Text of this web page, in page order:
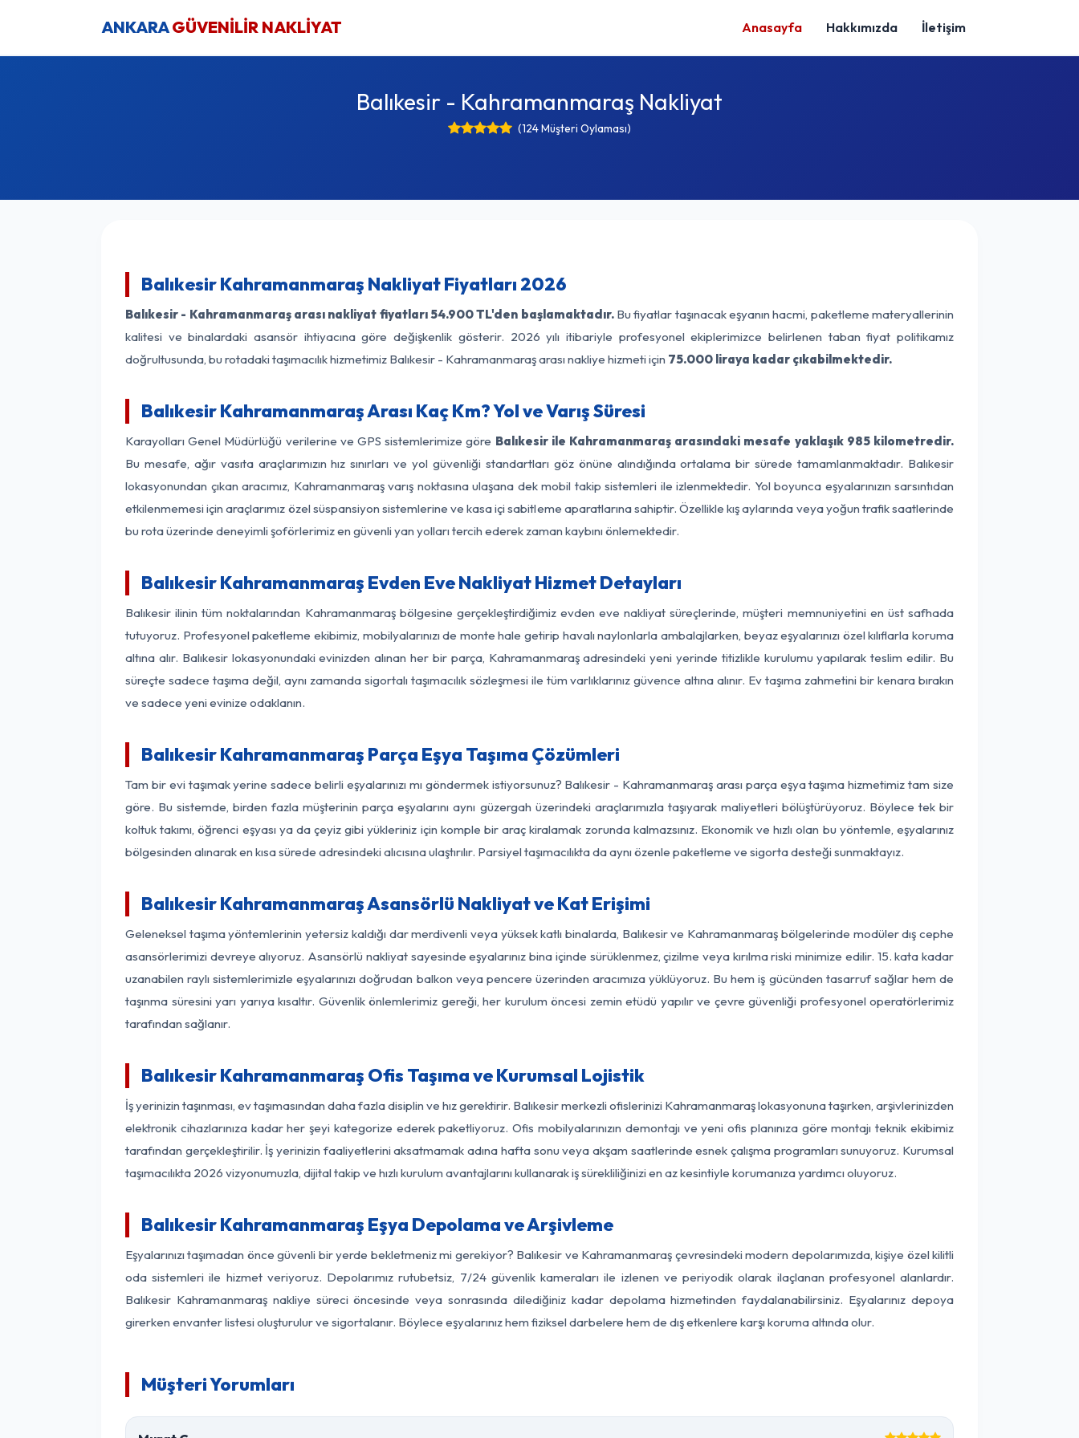
ANKARAGÜVENİLİR NAKLİYAT Anasayfa Hakkımızda İletişim
Balıkesir - Kahramanmaraş Nakliyat
(124 Müşteri Oylaması)
Balıkesir Kahramanmaraş Nakliyat Fiyatları 2026
Balıkesir - Kahramanmaraş arası nakliyat fiyatları54.900 TL'den başlamaktadır.Bu fiyatlar taşınacak eşyanın hacmi, paketleme materyallerinin
kalitesi ve binalardaki asansör ihtiyacına göre değişkenlik gösterir. 2026 yılı itibariyle profesyonel ekiplerimizce belirlenen taban fiyat politikamız
doğrultusunda, bu rotadaki taşımacılık hizmetimiz Balıkesir - Kahramanmaraş arası nakliye hizmeti için 75.000 liraya kadar çıkabilmektedir.
Balıkesir Kahramanmaraş Arası Kaç Km? Yol ve Varış Süresi
Karayolları Genel Müdürlüğü verilerine ve GPS sistemlerimize göre Balıkesir ile Kahramanmaraş arasındaki mesafe yaklaşık 985 kilometredir.
Bu mesafe, ağır vasıta araçlarımızın hız sınırları ve yol güvenliği standartları göz önüne alındığında ortalama bir sürede tamamlanmaktadır. Balıkesir
lokasyonundan çıkan aracımız, Kahramanmaraş varış noktasına ulaşana dek mobil takip sistemleri ile izlenmektedir. Yol boyunca eşyalarınızın sarsıntıdan
etkilenmemesi için araçlarımız özel süspansiyon sistemlerine ve kasa içi sabitleme aparatlarına sahiptir. Özellikle kış aylarında veya yoğun trafik saatlerinde
bu rota üzerinde deneyimli şoförlerimiz en güvenli yan yolları tercih ederek zaman kaybını önlemektedir.
Balıkesir Kahramanmaraş Evden Eve Nakliyat Hizmet Detayları
Balıkesir ilinin tüm noktalarından Kahramanmaraş bölgesine gerçekleştirdiğimiz evden eve nakliyat süreçlerinde, müşteri memnuniyetini en üst safhada
tutuyoruz. Profesyonel paketleme ekibimiz, mobilyalarınızı de monte hale getirip havalı naylonlarla ambalajlarken, beyaz eşyalarınızı özel kılıflarla koruma
altına alır. Balıkesir lokasyonundaki evinizden alınan her bir parça, Kahramanmaraş adresindeki yeni yerinde titizlikle kurulumu yapılarak teslim edilir. Bu
süreçte sadece taşıma değil, aynı zamanda sigortalı taşımacılık sözleşmesi ile tüm varlıklarınız güvence altına alınır. Ev taşıma zahmetini bir kenara bırakın
ve sadece yeni evinize odaklanın.
Balıkesir Kahramanmaraş Parça Eşya Taşıma Çözümleri
Tam bir evi taşımak yerine sadece belirli eşyalarınızı mı göndermek istiyorsunuz? Balıkesir - Kahramanmaraş arası parça eşya taşıma hizmetimiz tam size
göre. Bu sistemde, birden fazla müşterinin parça eşyalarını aynı güzergah üzerindeki araçlarımızla taşıyarak maliyetleri bölüştürüyoruz. Böylece tek bir
koltuk takımı, öğrenci eşyası ya da çeyiz gibi yükleriniz için komple bir araç kiralamak zorunda kalmazsınız. Ekonomik ve hızlı olan bu yöntemle, eşyalarınız
bölgesinden alınarak en kısa sürede adresindeki alıcısına ulaştırılır. Parsiyel taşımacılıkta da aynı özenle paketleme ve sigorta desteği sunmaktayız.
Balıkesir Kahramanmaraş Asansörlü Nakliyat ve Kat Erişimi
Geleneksel taşıma yöntemlerinin yetersiz kaldığı dar merdivenli veya yüksek katlı binalarda, Balıkesir ve Kahramanmaraş bölgelerinde modüler dış cephe
asansörlerimizi devreye alıyoruz. Asansörlü nakliyat sayesinde eşyalarınız bina içinde sürüklenmez, çizilme veya kırılma riski minimize edilir. 15. kata kadar
uzanabilen raylı sistemlerimizle eşyalarınızı doğrudan balkon veya pencere üzerinden aracımıza yüklüyoruz. Bu hem iş gücünden tasarruf sağlar hem de
taşınma süresini yarı yarıya kısaltır. Güvenlik önlemlerimiz gereği, her kurulum öncesi zemin etüdü yapılır ve çevre güvenliği profesyonel operatörlerimiz
tarafından sağlanır.
Balıkesir Kahramanmaraş Ofis Taşıma ve Kurumsal Lojistik
İş yerinizin taşınması, ev taşımasından daha fazla disiplin ve hız gerektirir. Balıkesir merkezli ofislerinizi Kahramanmaraş lokasyonuna taşırken, arşivlerinizden
elektronik cihazlarınıza kadar her şeyi kategorize ederek paketliyoruz. Ofis mobilyalarınızın demontajı ve yeni ofis planınıza göre montajı teknik ekibimiz
tarafından gerçekleştirilir. İş yerinizin faaliyetlerini aksatmamak adına hafta sonu veya akşam saatlerinde esnek çalışma programları sunuyoruz. Kurumsal
taşımacılıkta 2026 vizyonumuzla, dijital takip ve hızlı kurulum avantajlarını kullanarak iş sürekliliğinizi en az kesintiyle korumanıza yardımcı oluyoruz.
Balıkesir Kahramanmaraş Eşya Depolama ve Arşivleme
Eşyalarınızı taşımadan önce güvenli bir yerde bekletmeniz mi gerekiyor? Balıkesir ve Kahramanmaraş çevresindeki modern depolarımızda, kişiye özel kilitli
oda sistemleri ile hizmet veriyoruz. Depolarımız rutubetsiz, 7/24 güvenlik kameraları ile izlenen ve periyodik olarak ilaçlanan profesyonel alanlardır.
Balıkesir Kahramanmaraş nakliye süreci öncesinde veya sonrasında dilediğiniz kadar depolama hizmetinden faydalanabilirsiniz. Eşyalarınız depoya
girerken envanter listesi oluşturulur ve sigortalanır. Böylece eşyalarınız hem fiziksel darbelere hem de dış etkenlere karşı koruma altında olur.
Müşteri Yorumları